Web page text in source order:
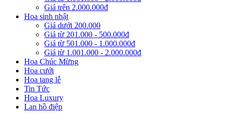
Giá trên 2.000.000đ
Hoa sinh nhật
Giá dưới 200.000
Giá từ 201.000 - 500.000đ
Giá từ 501.000 - 1.000.000đ
Giá từ 1.001.000 - 2.000.000đ
Hoa Chúc Mừng
Hoa cưới
Hoa tang lễ
Tin Tức
Hoa Luxury
Lan hồ điệp